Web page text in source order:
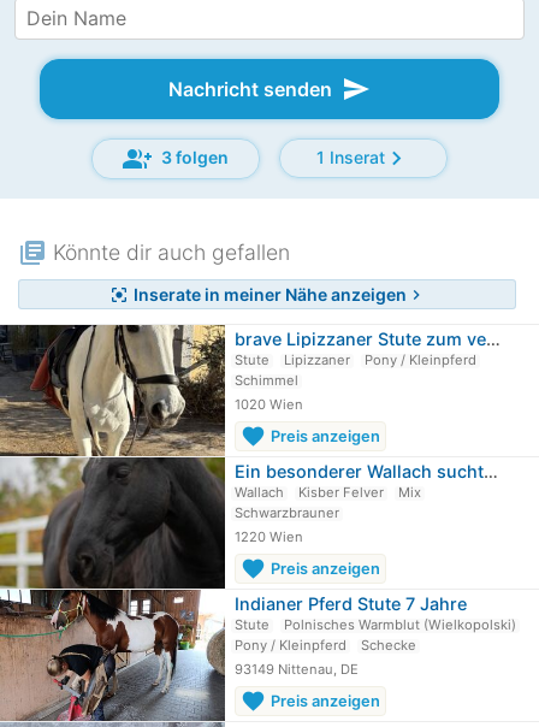
Nachricht senden send
group_add 3 folgen 1 Inseratchevron_right
library_books Könnte dir auch gefallen
center_focus_strong Inserate in meiner Nähe anzeigen chevron_right
brave Lipizzaner Stute zum verlieben
Stute Lipizzaner
Pony / Kleinpferd
Schimmel
1020 Wien
favorite Preis anzeigen
Ein besonderer Wallach sucht seinen…
Wallach Kisber Felver
Mix
Schwarzbrauner
1220 Wien
favorite Preis anzeigen
Indianer Pferd Stute 7 Jahre
Stute
Polnisches Warmblut (Wielkopolski)
Pony / Kleinpferd
Schecke
93149 Nittenau, DE
favorite Preis anzeigen